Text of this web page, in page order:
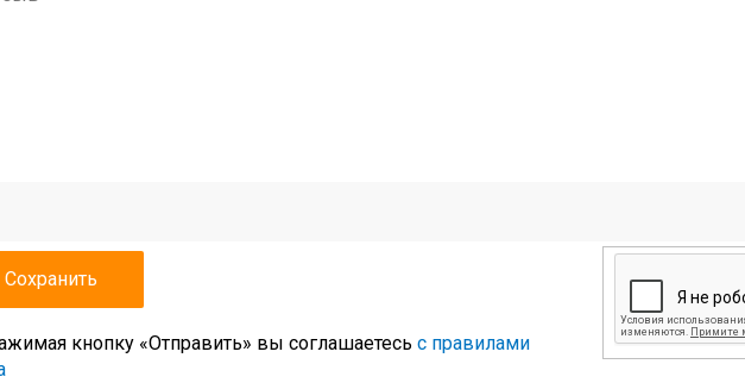
кнопку «Отправить» вы соглашаетесь с правилами